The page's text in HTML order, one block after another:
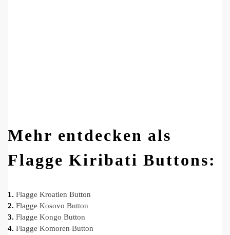
Mehr entdecken als
Flagge Kiribati Buttons:
1. Flagge Kroatien Button
2. Flagge Kosovo Button
3. Flagge Kongo Button
4. Flagge Komoren Button